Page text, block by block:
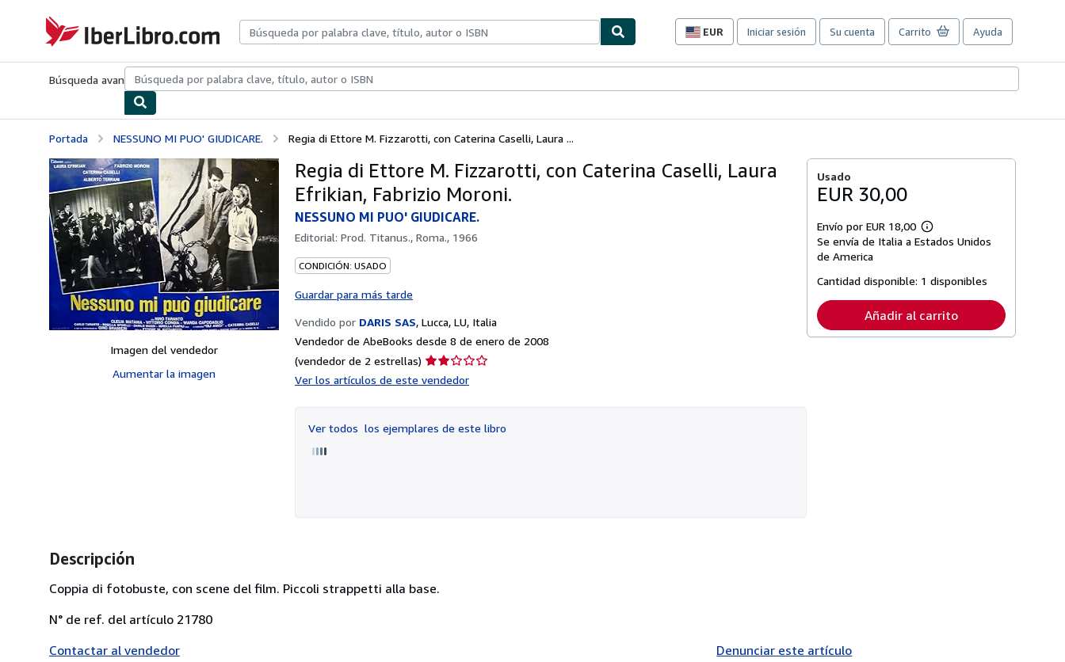
IberLibro.com
EUR
Preferencias
compra
sitio.
Iniciar sesión Su cuenta Carrito Ayuda
Búsqueda avanzadaColecciones Libros antiguosArte y coleccionismo
Portada NESSUNO MI PUO' GIUDICARE. Regia di Ettore M. Fizzarotti, con Caterina Caselli, Laura ...
Imagen del vendedor
Aumentar la imagen
Regia di Ettore M. Fizzarotti, con Caterina Caselli, Laura
Efrikian, Fabrizio Moroni.
NESSUNO MI PUO' GIUDICARE.
Editorial: Prod. Titanus., Roma., 1966
CONDICIÓN: USADO
Guardar para más tarde
Vendido por DARIS SAS, Lucca, LU, Italia
Vendedor de AbeBooks desde 8 de enero de 2008
(vendedor de 2 estrellas) Calificación
Ver los artículos de este vendedor
Ver todos los ejemplares de este libro
Usado
EUR 30,00
Envío por EUR 18,00
Más
información
tarifas
envío
Se envía de Italia a Estados Unidos
de America
Cantidad disponible: 1 disponibles
Añadir al carrito
Descripción
Coppia di fotobuste, con scene del film. Piccoli strappetti alla base.
N° de ref. del artículo 21780
Contactar al vendedor
Denunciar este artículo